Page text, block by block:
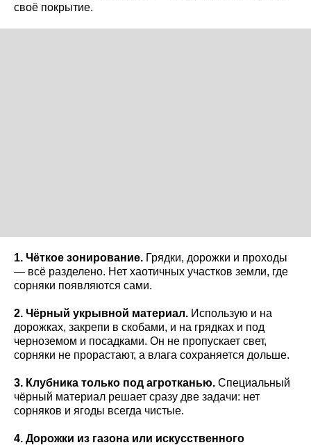
своё покрытие.
1. Чёткое зонирование. Грядки, дорожки и проходы
— всё разделено. Нет хаотичных участков земли, где
сорняки появляются сами.
2. Чёрный укрывной материал. Использую и на
дорожках, закрепи в скобами, и на грядках и под
черноземом и посадками. Он не пропускает свет,
сорняки не прорастают, а влага сохраняется дольше.
3. Клубника только под агротканью. Специальный
чёрный материал решает сразу две задачи: нет
сорняков и ягоды всегда чистые.
4. Дорожки из газона или искусственного